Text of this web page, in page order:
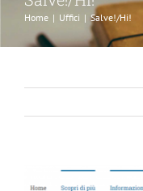
Home | Uffici | Salve!/Hi!
Ingrandisci